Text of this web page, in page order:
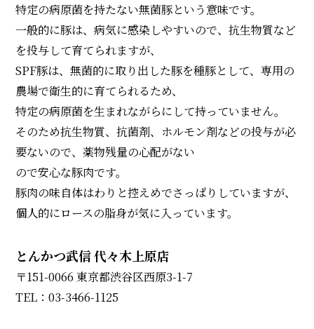
特定の病原菌を持たない無菌豚という意味です。
一般的に豚は、病気に感染しやすいので、抗生物質など
を投与して育てられますが、
SPF豚は、無菌的に取り出した豚を種豚として、専用の
農場で衛生的に育てられるため、
特定の病原菌を生まれながらにして持っていません。
そのため抗生物質、抗菌剤、ホルモン剤などの投与が必
要ないので、薬物残量の心配がない
ので安心な豚肉です。
豚肉の味自体はわりと控えめでさっぱりしていますが、
個人的にロースの脂身が気に入っています。
とんかつ武信 代々木上原店
〒151-0066 東京都渋谷区西原3-1-7
TEL：03-3466-1125